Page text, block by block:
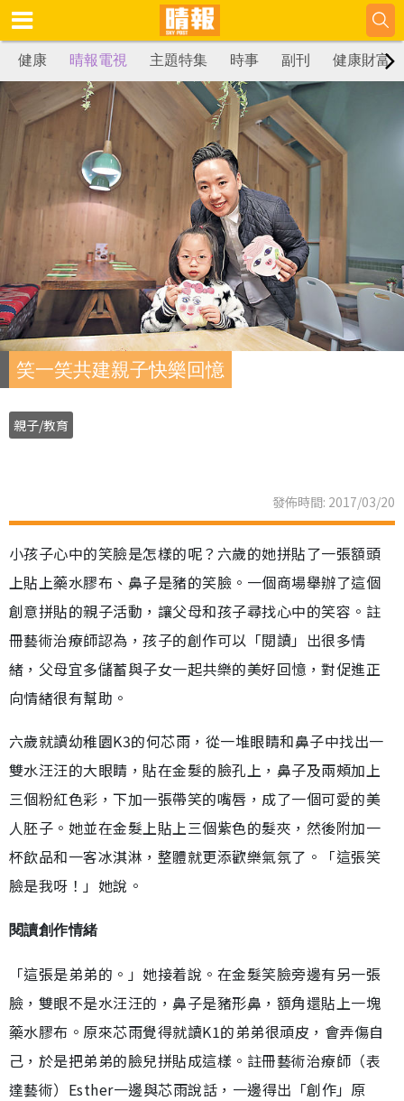
健康 晴報電視 主題特集 時事 副刊 健康財富
笑一笑共建親子快樂回憶
親子/教育
發佈時間: 2017/03/20
小孩子心中的笑臉是怎樣的呢？六歲的她拼貼了一張額頭
上貼上藥水膠布、鼻子是豬的笑臉。一個商場舉辦了這個
創意拼貼的親子活動，讓父母和孩子尋找心中的笑容。註
冊藝術治療師認為，孩子的創作可以「閱讀」出很多情
緒，父母宜多儲蓄與子女一起共樂的美好回憶，對促進正
向情緒很有幫助。
六歲就讀幼稚園K3的何芯雨，從一堆眼睛和鼻子中找出一
雙水汪汪的大眼睛，貼在金髮的臉孔上，鼻子及兩頰加上
三個粉紅色彩，下加一張帶笑的嘴唇，成了一個可愛的美
人胚子。她並在金髮上貼上三個紫色的髮夾，然後附加一
杯飲品和一客冰淇淋，整體就更添歡樂氣氛了。「這張笑
臉是我呀！」她說。
閱讀創作情緒
「這張是弟弟的。」她接着說。在金髮笑臉旁邊有另一張
臉，雙眼不是水汪汪的，鼻子是豬形鼻，額角還貼上一塊
藥水膠布。原來芯雨覺得就讀K1的弟弟很頑皮，會弄傷自
己，於是把弟弟的臉兒拼貼成這樣。註冊藝術治療師（表
達藝術）Esther一邊與芯雨說話，一邊得出「創作」原